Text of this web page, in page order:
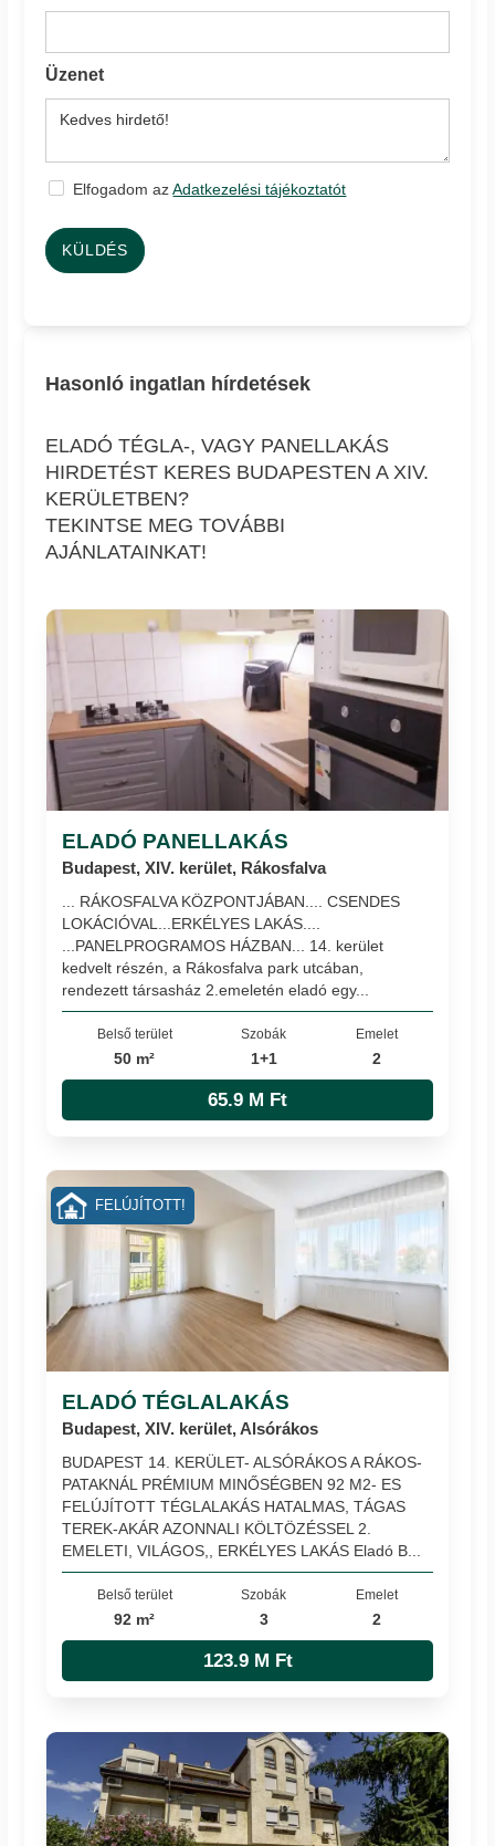
Üzenet
Elfogadom azAdatkezelési tájékoztatót
KÜLDÉS
Hasonló ingatlan hírdetések
ELADÓ TÉGLA-, VAGY PANELLAKÁS
HIRDETÉST KERES BUDAPESTEN A XIV.
KERÜLETBEN?
TEKINTSE MEG TOVÁBBI
AJÁNLATAINKAT!
ELADÓ PANELLAKÁS
Budapest, XIV. kerület, Rákosfalva
... RÁKOSFALVA KÖZPONTJÁBAN.... CSENDES
LOKÁCIÓVAL...ERKÉLYES LAKÁS....
...PANELPROGRAMOS HÁZBAN... 14. kerület
kedvelt részén, a Rákosfalva park utcában,
rendezett társasház 2.emeletén eladó egy...
Belső terület
50 m²
Szobák
1+1
Emelet
2
65.9 M Ft
ELADÓ TÉGLALAKÁS
Budapest, XIV. kerület, Alsórákos
BUDAPEST 14. KERÜLET- ALSÓRÁKOS A RÁKOS-
PATAKNÁL PRÉMIUM MINŐSÉGBEN 92 M2- ES
FELÚJÍTOTT TÉGLALAKÁS HATALMAS, TÁGAS
TEREK-AKÁR AZONNALI KÖLTÖZÉSSEL 2.
EMELETI, VILÁGOS,, ERKÉLYES LAKÁS Eladó B...
Belső terület
92 m²
Szobák
3
Emelet
2
123.9 M Ft
FELÚJÍTOTT!